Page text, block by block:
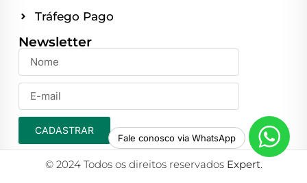
Fale conosco via WhatsApp
Tráfego Pago
Newsletter
CADASTRAR
© 2024 Todos os direitos reservados Expert.